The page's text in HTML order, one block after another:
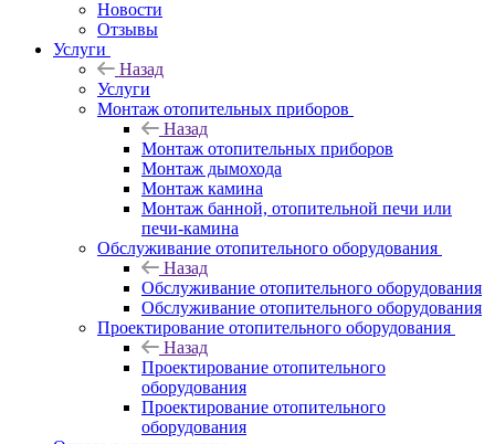
Новости
Отзывы
Услуги
Назад
Услуги
Монтаж отопительных приборов
Назад
Монтаж отопительных приборов
Монтаж дымохода
Монтаж камина
Монтаж банной, отопительной печи или
печи-камина
Обслуживание отопительного оборудования
Назад
Обслуживание отопительного оборудования
Обслуживание отопительного оборудования
Проектирование отопительного оборудования
Назад
Проектирование отопительного
оборудования
Проектирование отопительного
оборудования